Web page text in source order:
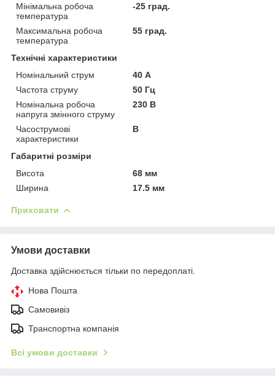
Мінімальна робоча
температура
-25 град.
Максимальна робоча
температура
55 град.
Технічні характеристики
Номінальний струм
40 А
Частота струму
50 Гц
Номінальна робоча
напруга змінного струму
230 В
Часострумові
характеристики
B
Габаритні розміри
Висота
68 мм
Ширина
17.5 мм
Приховати
Умови доставки
Доставка здійснюється тільки по передоплаті.
Нова Пошта
Самовивіз
Транспортна компанія
Всі умови доставки